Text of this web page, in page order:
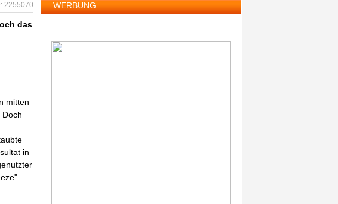
2255070
das
mitten
in
WERBUNG